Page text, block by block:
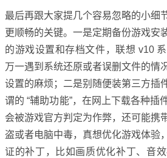
最后再跟大家提几个容易忽略的小细
更顺畅的关键。一是定期备份游戏安
的游戏设置和存档文件，联想 v10
万一遇到系统还原或者误删文件的情
设置的麻烦；二是别随便装第三方插
谓的 “辅助功能”，在网上下载各种插
会被游戏官方判定为作弊，还可能携
盗或者电脑中毒，真想优化游戏体验
证的补丁，比如画质优化补丁、音